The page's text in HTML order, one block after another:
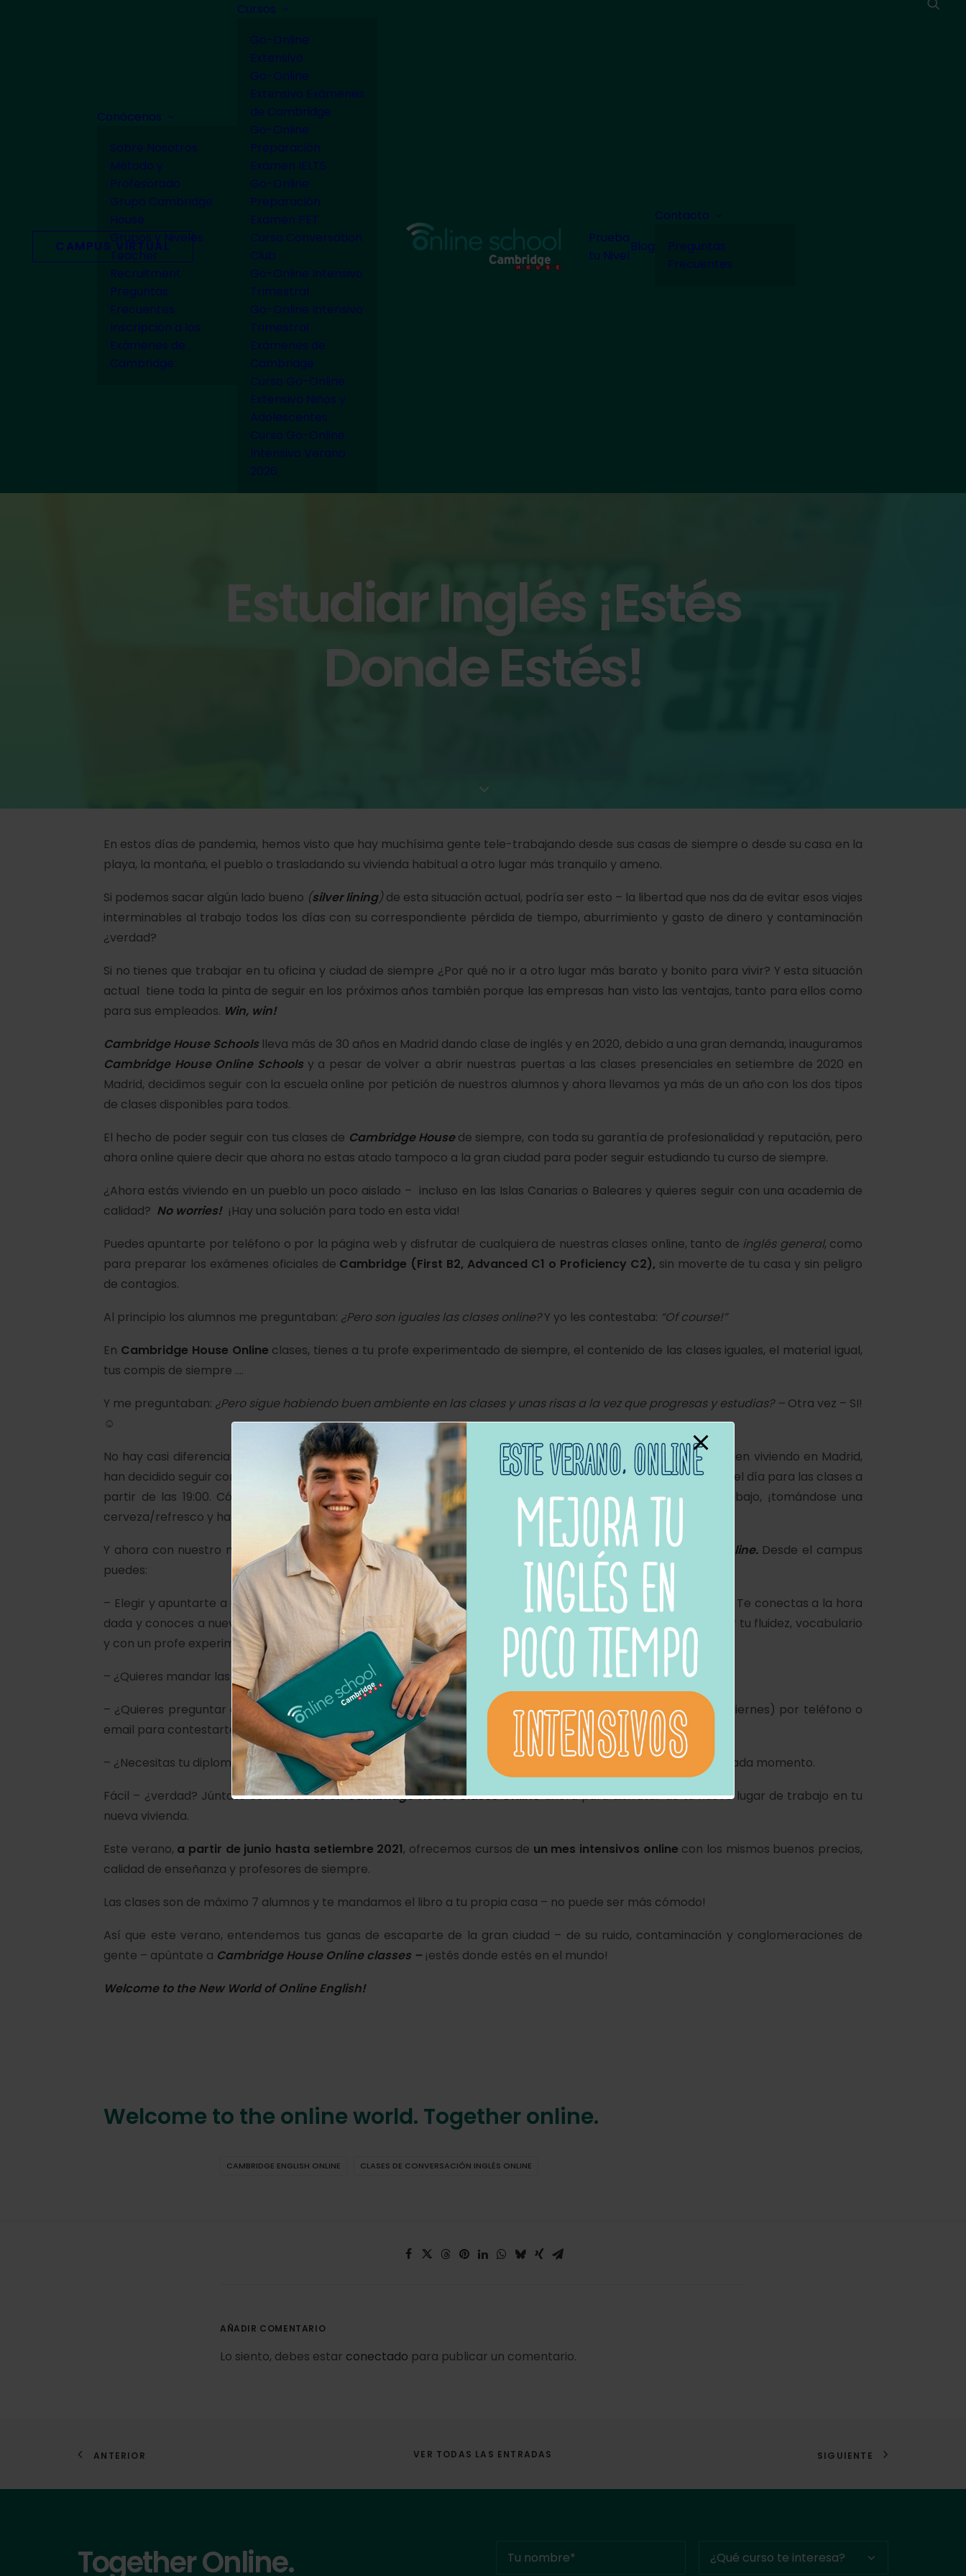
CAMPUS VIRTUAL
Conócenos
Sobre Nosotros
Método y
Profesorado
Grupo Cambridge
House
Grupos y Niveles
Teacher
Recruitment
Preguntas
Frecuentes
Inscripción a los
Exámenes de
Cambridge
Cursos
Go-Online
Extensivo
Go-Online
Extensivo Exámenes
de Cambridge
Go-Online
Preparación
Examen IELTS
Go-Online
Preparación
Examen PET
Curso Conversation
Club
Go-Online Intensivo
Trimestral
Go-Online Intensivo
Trimestral
Exámenes de
Cambridge
Curso Go-Online
Extensivo Niños y
Adolescentes
Curso Go-Online
Intensivo Verano
2026
Prueba
tu Nivel
Blog
Contacto
Preguntas
Frecuentes
Estudiar Inglés ¡estés
Donde Estés!
En estos días de pandemia, hemos visto que hay muchísima gente tele-trabajando desde sus casas de siempre o desde su casa en la
playa, la montaña, el pueblo o trasladando su vivienda habitual a otro lugar más tranquilo y ameno.
Si podemos sacar algún lado bueno (silver lining) de esta situación actual, podría ser esto – la libertad que nos da de evitar esos viajes
interminables al trabajo todos los días con su correspondiente pérdida de tiempo, aburrimiento y gasto de dinero y contaminación
¿verdad?
Si no tienes que trabajar en tu oficina y ciudad de siempre ¿Por qué no ir a otro lugar más barato y bonito para vivir? Y esta situación
actual tiene toda la pinta de seguir en los próximos años también porque las empresas han visto las ventajas, tanto para ellos como
para sus empleados. Win, win!
Cambridge House Schools lleva más de 30 años en Madrid dando clase de inglés y en 2020, debido a una gran demanda, inauguramos
Cambridge House Online Schools y a pesar de volver a abrir nuestras puertas a las clases presenciales en setiembre de 2020 en
Madrid, decidimos seguir con la escuela online por petición de nuestros alumnos y ahora llevamos ya más de un año con los dos tipos
de clases disponibles para todos.
El hecho de poder seguir con tus clases de Cambridge Housede siempre, con toda su garantía de profesionalidad y reputación, pero
ahora online quiere decir que ahora no estas atado tampoco a la gran ciudad para poder seguir estudiando tu curso de siempre.
¿Ahora estás viviendo en un pueblo un poco aislado – incluso en las Islas Canarias o Baleares y quieres seguir con una academia de
calidad? No worries! ¡Hay una solución para todo en esta vida!
Puedes apuntarte por teléfono o por la página web y disfrutar de cualquiera de nuestras clases online, tanto de inglés general, como
para preparar los exámenes oficiales de Cambridge (First B2, Advanced C1 o Proficiency C2), sin moverte de tu casa y sin peligro
de contagios.
Al principio los alumnos me preguntaban: ¿Pero son iguales las clases online?Y yo les contestaba: “Of course!”
En Cambridge House Online clases, tienes a tu profe experimentado de siempre, el contenido de las clases iguales, el material igual,
tus compis de siempre ….
Y me preguntaban: ¿Pero sigue habiendo buen ambiente en las clases y unas risas a la vez que progresas y estudias? – Otra vez – SI!
☺
No hay casi diferencia en las clases en la escuela a las de online. Y la prueba es que algunos alumnos que siguen viviendo en Madrid,
han decidido seguir con las clases online porque les son más cómodas. No tienen que moverse de casa al final del día para las clases a
partir de las 19:00. Cómodamente, más que una vez, les he visto en mi pantalla después de su día de trabajo, ¡tomándose una
cerveza/refresco y hablando con todos nosotros desde la terraza de su casa – que suerte!
Y ahora con nuestro nuevo software digital, todo lo que necesitas esta en tuCambridge House Campus online. Desde el campus
puedes:
– Elegir y apuntarte a unas de las muchasclases de conversación online
que ofrecemos durante todo el día. Te conectas a la hora
dada y conoces a nuevos profes y compañeros de clase para hablar sobre un montón de temas para mejorar tu fluidez, vocabulario
y con un profe experimentado que te corrige tus faltas.
– ¿Quieres mandar las tareas escritas a tu profe? A través del programa sin problema.
– ¿Quieres preguntar algo a la recepcionista de tu escuela? –No problem!Esta siempre disponible (lunes a viernes) por teléfono o
email para contestarte.
– ¿Necesitas tu diploma, notas y cualquier certificado? – Esta todo disponible a un clic en tu campus online en cada momento.
Fácil – ¿verdad? Júntate con nosotros enCambridge House Clases Onlineahora para disfrutar de tu nuevo lugar de trabajo en tu
nueva vivienda.
Este verano, a partir de junio hasta setiembre 2021, ofrecemos cursos de un mes intensivos online con los mismos buenos precios,
calidad de enseñanza y profesores de siempre.
Las clases son de máximo 7 alumnos y te mandamos el libro a tu propia casa – no puede ser más cómodo!
Así que este verano, entendemos tus ganas de escaparte de la gran ciudad – de su ruido, contaminación y conglomeraciones de
gente – apúntate a Cambridge House Online classes – ¡estés donde estés en el mundo!
Welcome to the New World of Online English!
Welcome to the online world. Together online.
CAMBRIDGE ENGLISH ONLINE CLASES DE CONVERSACIÓN INGLÉS ONLINE
AÑADIR COMENTARIO
Lo siento, debes estar conectado para publicar un comentario.
ANTERIOR VER TODAS LAS ENTRADAS SIGUIENTE
Together Online.